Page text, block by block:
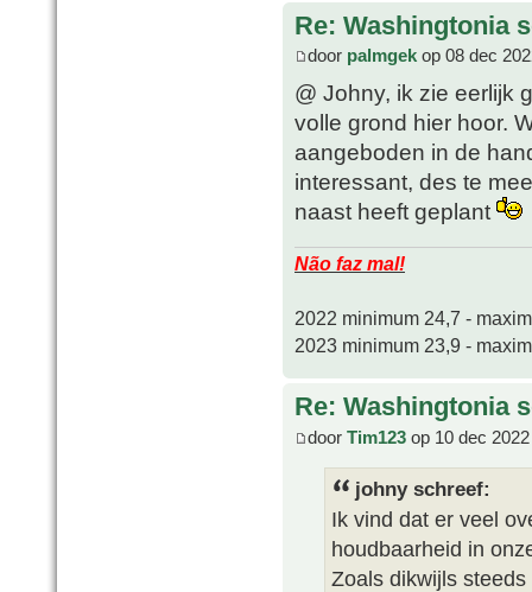
Re: Washingtonia
door palmgek op 08 dec
@ Johny, ik zie eerlijk
volle grond hier hoor.
aangeboden in de
interessant, des te
naast heeft geplant
Não faz mal!
2022 minimum 24,7 -
2023 minimum 23,9 -
Re: Washingtonia
door Tim123 op 10 dec
johny schreef:
Ik vind dat er veel
houdbaarheid in
Zoals dikwijls